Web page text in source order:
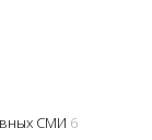
СМИ 6